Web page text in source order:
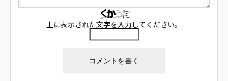
上に表示された文字を入力してください。